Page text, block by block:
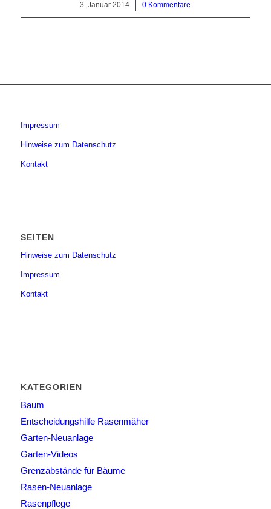
3. Januar 2014
/ 0 Kommentare
Impressum
Hinweise zum Datenschutz
Kontakt
SEITEN
Hinweise zum Datenschutz
Impressum
Kontakt
KATEGORIEN
Baum
Entscheidungshilfe Rasenmäher
Garten-Neuanlage
Garten-Videos
Grenzabstände für Bäume
Rasen-Neuanlage
Rasenpflege